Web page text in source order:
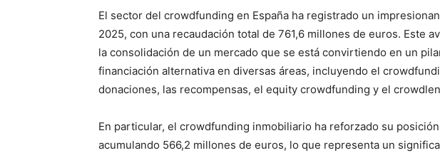
a
r
t
i
e
n
a
r
t
i
e
n
a
r
t
i
e
n
El sector del crowdfunding en España ha registrado un
2025, con una recaudación total de 761,6 millones de euros. Este
la consolidación de un mercado que se está convirtiendo en un
financiación alternativa en diversas áreas, incluyendo el
donaciones, las recompensas, el equity crowdfunding y el
En particular, el crowdfunding inmobiliario ha reforzado su
acumulando 566,2 millones de euros, lo que representa un